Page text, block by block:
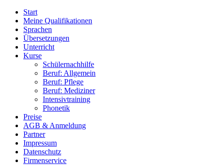
Start
Meine Qualifikationen
Sprachen
Übersetzungen
Unterricht
Kurse
Schülernachhilfe
Beruf: Allgemein
Beruf: Pflege
Beruf: Mediziner
Intensivtraining
Phonetik
Preise
AGB & Anmeldung
Partner
Impressum
Datenschutz
Firmenservice